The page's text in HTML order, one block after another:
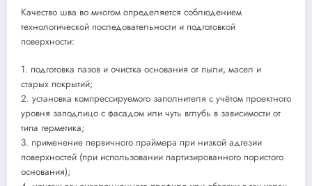
Качество шва во многом определяется соблюдением
технологической последовательности и подготовкой
поверхности:
1. подготовка пазов и очистка основания от пыли, масел и
старых покрытий;
2. установка компрессируемого заполнителя с учётом проектного
уровня заподлицо с фасадом или чуть вглубь в зависимости от
типа герметика;
3. применение первичного праймера при низкой адгезии
поверхностей (при использовании партизированного пористого
основания);